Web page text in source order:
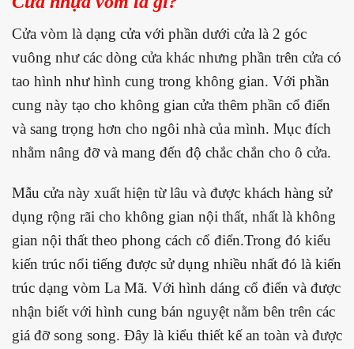
Cửa vòm là dạng cửa với phần dưới cửa là 2 góc
vuông như các dòng cửa khác nhưng phần trên cửa có
tao hình như hình cung trong không gian. Với phần
cung này tạo cho không gian cửa thêm phần cổ điển
và sang trọng hơn cho ngôi nhà của mình. Mục đích
nhằm nâng đỡ và mang đến độ chắc chắn cho ô cửa.
Mẫu cửa này xuất hiện từ lâu và được khách hàng sử
dụng rộng rãi cho không gian nội thất, nhất là không
gian nội thất theo phong cách cổ điển.Trong đó kiểu
kiến trúc nổi tiếng được sử dụng nhiều nhất đó là kiến
trúc dạng vòm La Mã. Với hình dáng cổ điển và được
nhận biết với hình cung bán nguyệt nằm bên trên các
giá đỡ song song. Đây là kiểu thiết kế an toàn và được